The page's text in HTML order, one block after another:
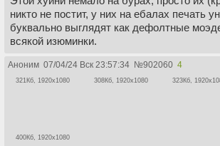
никто не постит, у них на ебалах печать
буквально выглядят как дефолтные
всякой изюминки.
Аноним 07/04/24 Вск 23:57:34 №902060 4
321Кб, 1920x1080 308Кб, 1920x1080 323Кб,
400Кб, 1920x1080